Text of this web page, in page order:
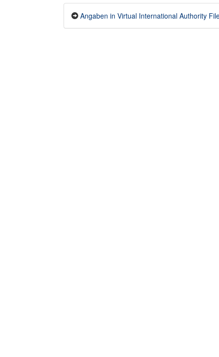
Angaben in Virtual International Authority